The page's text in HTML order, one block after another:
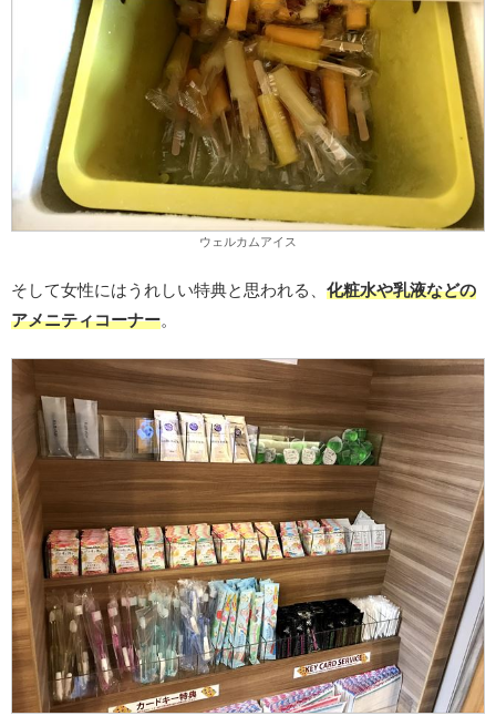
ウェルカムアイス
そして女性にはうれしい特典と思われる、 化粧水や乳液などの
アメニティコーナー。